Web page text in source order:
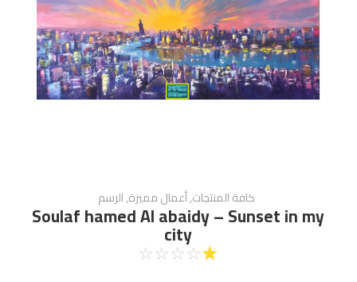
كافة المنتجات,أعمال مميزة,الرسم
Soulaf hamed Al abaidy – Sunset in my
city
☆
☆
☆
☆
☆